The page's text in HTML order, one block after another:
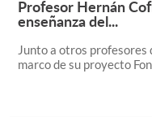
Profesor Hernán
enseñanza del...
Junto a otros profesores
marco de su proyecto